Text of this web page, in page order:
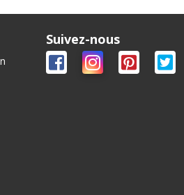
Suivez-nous